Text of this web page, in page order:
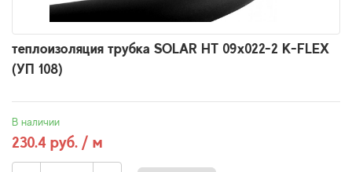
теплоизоляция трубка SOLAR HT 09x022-2 K-FLEX
(УП 108)
В наличии
230.4 руб. / м